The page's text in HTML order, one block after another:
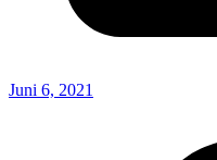
Juni 6, 2021